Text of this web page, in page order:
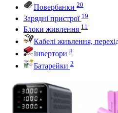
Повербанки 20
Зарядні пристрої 19
Блоки живлення 11
Кабелі живлення,
Інвертори 8
Батарейки 2